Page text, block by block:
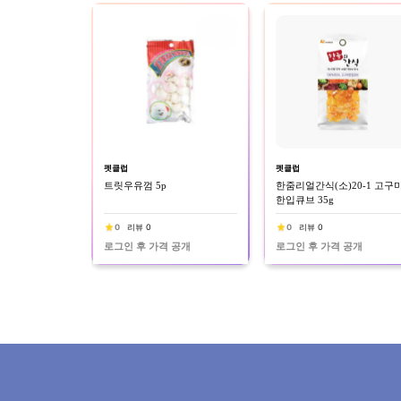
펫클럽
트릿우유껌 5p
0 리뷰 0
로그인 후 가격 공개
펫클럽
한줌리얼간식(소)20-1 고구
한입큐브 35g
0 리뷰 0
로그인 후 가격 공개